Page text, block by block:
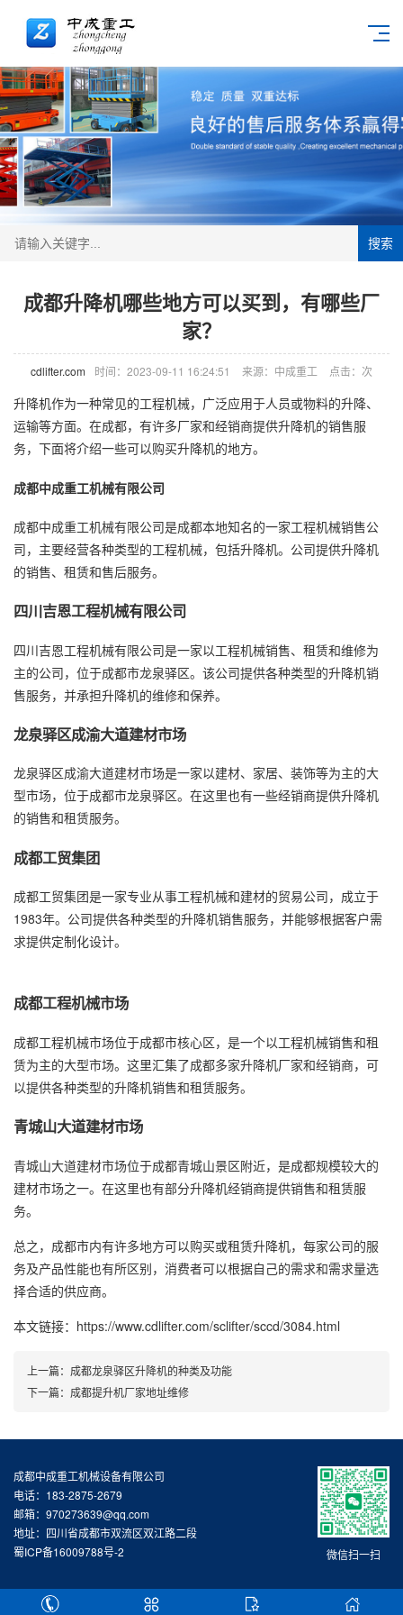
搜索
成都升降机哪些地方可以买到，有哪些厂
家？
cdlifter.com 时间：2023-09-11 16:24:51 来源：中成重工 点击： 次
升降机作为一种常见的工程机械，广泛应用于人员或物料的升降、
运输等方面。在成都，有许多厂家和经销商提供升降机的销售服
务，下面将介绍一些可以购买升降机的地方。
成都中成重工机械有限公司
成都中成重工机械有限公司是成都本地知名的一家工程机械销售公
司，主要经营各种类型的工程机械，包括升降机。公司提供升降机
的销售、租赁和售后服务。
四川吉恩工程机械有限公司
四川吉恩工程机械有限公司是一家以工程机械销售、租赁和维修为
主的公司，位于成都市龙泉驿区。该公司提供各种类型的升降机销
售服务，并承担升降机的维修和保养。
龙泉驿区成渝大道建材市场
龙泉驿区成渝大道建材市场是一家以建材、家居、装饰等为主的大
型市场，位于成都市龙泉驿区。在这里也有一些经销商提供升降机
的销售和租赁服务。
成都工贸集团
成都工贸集团是一家专业从事工程机械和建材的贸易公司，成立于
1983年。公司提供各种类型的升降机销售服务，并能够根据客户需
求提供定制化设计。
成都工程机械市场
成都工程机械市场位于成都市核心区，是一个以工程机械销售和租
赁为主的大型市场。这里汇集了成都多家升降机厂家和经销商，可
以提供各种类型的升降机销售和租赁服务。
青城山大道建材市场
青城山大道建材市场位于成都青城山景区附近，是成都规模较大的
建材市场之一。在这里也有部分升降机经销商提供销售和租赁服
务。
总之，成都市内有许多地方可以购买或租赁升降机，每家公司的服
务及产品性能也有所区别，消费者可以根据自己的需求和需求量选
择合适的供应商。
本文链接：https://www.cdlifter.com/sclifter/sccd/3084.html
上一篇： 成都龙泉驿区升降机的种类及功能
下一篇： 成都提升机厂家地址维修
微信扫一扫
成都中成重工机械设备有限公司
电话：183-2875-2679
邮箱：970273639@qq.com
地址：四川省成都市双流区双江路二段
蜀ICP备16009788号-2